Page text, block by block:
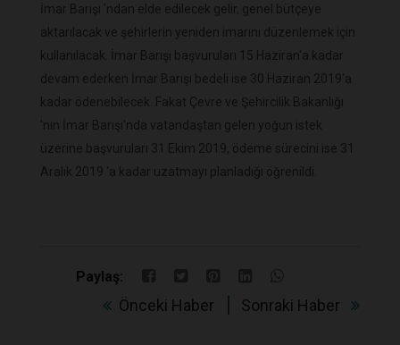
İmar Barışı 'ndan elde edilecek gelir, genel bütçeye
aktarılacak ve şehirlerin yeniden imarını düzenlemek için
kullanılacak. İmar Barışı başvuruları 15 Haziran'a kadar
devam ederken İmar Barışı bedeli ise 30 Haziran 2019'a
kadar ödenebilecek. Fakat Çevre ve Şehircilik Bakanlığı
'nın İmar Barışı'nda vatandaştan gelen yoğun istek
üzerine başvuruları 31 Ekim 2019, ödeme sürecini ise 31
Aralık 2019 'a kadar uzatmayı planladığı öğrenildi.
Paylaş:
Önceki Haber Sonraki Haber